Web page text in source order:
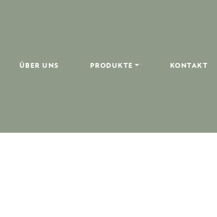
ÜBER UNS PRODUKTE KONTAKT